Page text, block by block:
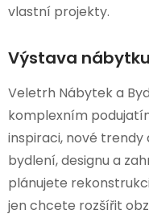
vlastní projekty.
Výstava
Veletrh Nábytek a
komplexním
inspiraci, nové
bydlení, designu a
plánujete
jen chcete rozšířit